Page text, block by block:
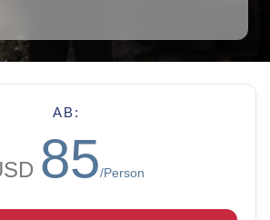
AB:
85/Person